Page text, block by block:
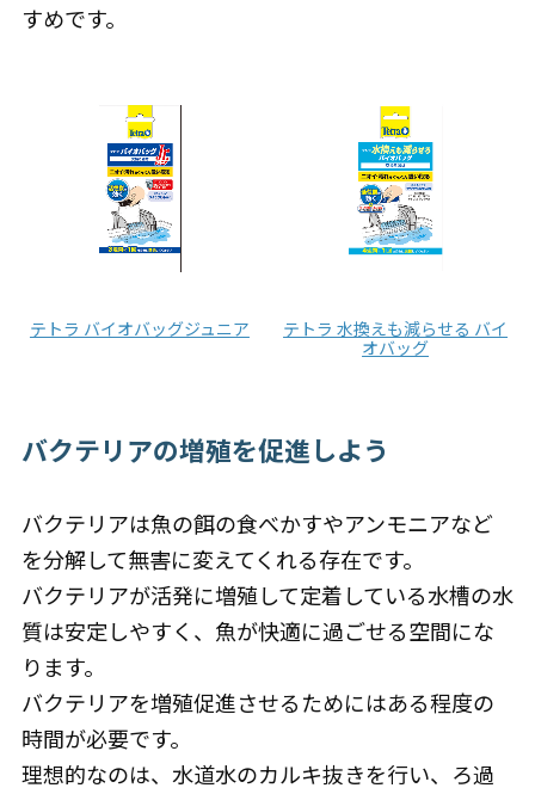
すめです。
テトラ バイオバッグジュニア
テトラ 水換えも減らせる バイ
オバッグ
バクテリアの増殖を促進しよう
バクテリアは魚の餌の食べかすやアンモニアなど
を分解して無害に変えてくれる存在です。
バクテリアが活発に増殖して定着している水槽の水
質は安定しやすく、魚が快適に過ごせる空間にな
ります。
バクテリアを増殖促進させるためにはある程度の
時間が必要です。
理想的なのは、水道水のカルキ抜きを行い、ろ過